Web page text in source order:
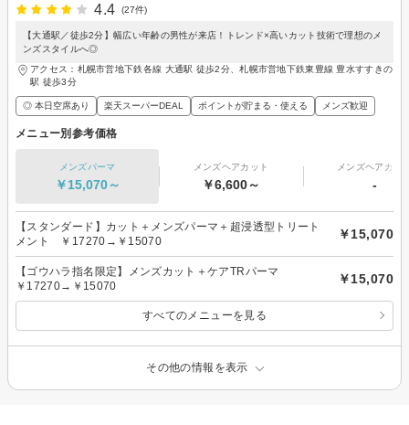
4.4
(27件)
【大通駅／徒歩2分】幅広い年齢の男性が来店！トレンド×高いカット技術で理想のメ
ンズスタイルへ◎
アクセス：札幌市営地下鉄各線 大通駅 徒歩2分、札幌市営地下鉄東豊線 豊水すすきの
駅 徒歩3分
◎ 本日空席あり 楽天スーパーDEAL ポイントが貯まる・使える メンズ歓迎
メニュー別参考価格
メンズパーマ
￥15,070～
メンズヘアカット
￥6,600～
メンズヘアカラ
-
【スタンダード】カット＋メンズパーマ＋超浸透型トリート
メント ￥17270→￥15070
￥15,070
【ゴウハラ指名限定】メンズカット＋ケアTRパーマ
￥17270→￥15070
￥15,070
すべてのメニューを見る
その他の情報を表示